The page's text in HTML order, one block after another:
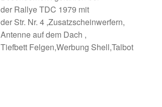
der Rallye TDC 1979 mit
der Str. Nr. 4 ,Zusatzscheinwerfern,
Antenne auf dem Dach ,
Tiefbett Felgen,Werbung Shell,Talbot